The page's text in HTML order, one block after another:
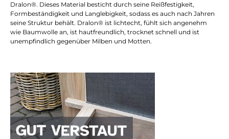
Dralon®. Dieses Material besticht durch seine Reißfestigkeit,
Formbeständigkeit und Langlebigkeit, sodass es auch nach Jahren
seine Struktur behält. Dralon® ist lichtecht, fühlt sich angenehm
wie Baumwolle an, ist hautfreundlich, trocknet schnell und ist
unempfindlich gegenüber Milben und Motten.